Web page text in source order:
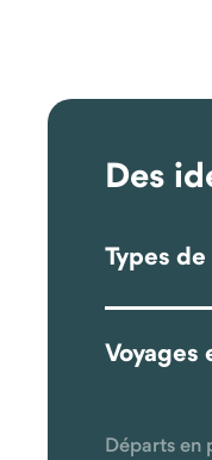
Des
Types
Départs en